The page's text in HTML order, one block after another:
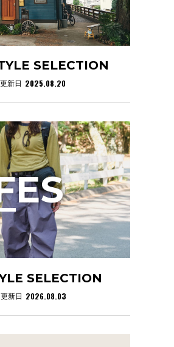
SELECTION
更新日 2025.08.20
SELECTION
更新日 2026.08.03
ES